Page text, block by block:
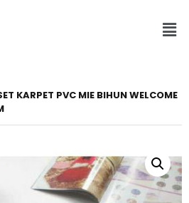
KARPET PVC MIE BIHUN WELCOME